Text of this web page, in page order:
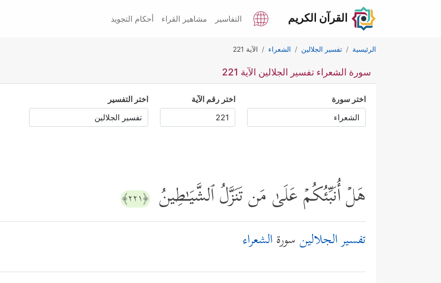
القرآن الكريم التفاسير مشاهير القراء أحكام التجويد
الرئيسية تفسير الجلالين الشعراء الآية 221
سورة الشعراء تفسير الجلالين الآية 221
اختر سورة اختر رقم الآية اختر التفسير
هَلۡ أُنَبِّئُكُمۡ عَلَىٰ مَن تَنَزَّلُ ٱلشَّیَـٰطِینُ ﴿٢٢١﴾
تفسير الجلالين سورةالشعراء